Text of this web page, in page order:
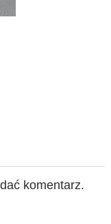
komentarz.